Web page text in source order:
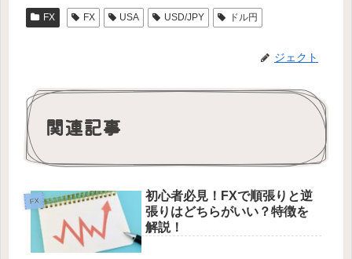
FX FX USA USD/JPY ドル円
ジェクト
関連記事
FX
初心者必見！FXで順張りと逆
張りはどちらがいい？特徴を
解説！